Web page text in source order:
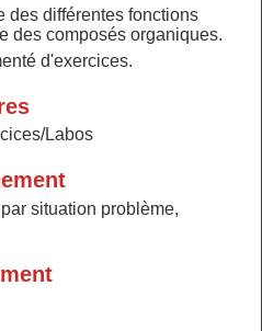
des différentes fonctions
des composés organiques.
d'exercices.
Labos
situation problème,